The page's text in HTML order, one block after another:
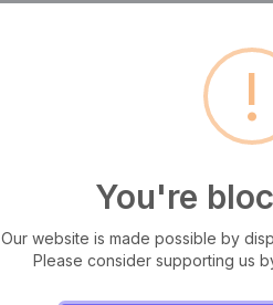
!
You're
Our website is made possible by
Please consider supporting us